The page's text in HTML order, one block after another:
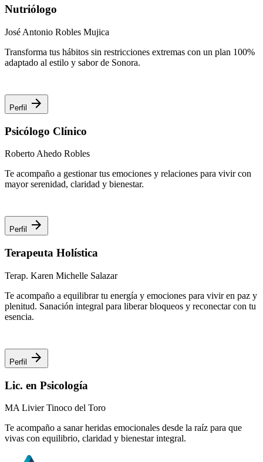
Nutriólogo
José Antonio Robles Mujica
Transforma tus hábitos sin restricciones extremas con un plan 100%
adaptado al estilo y sabor de Sonora.
Perfil arrow_forward
Psicólogo Clínico
Roberto Ahedo Robles
Te acompaño a gestionar tus emociones y relaciones para vivir con
mayor serenidad, claridad y bienestar.
Perfil arrow_forward
Terapeuta Holística
Terap. Karen Michelle Salazar
Te acompaño a equilibrar tu energía y emociones para vivir en paz y
plenitud. Sanación integral para liberar bloqueos y reconectar con tu
esencia.
Perfil arrow_forward
Lic. en Psicología
MA Livier Tinoco del Toro
Te acompaño a sanar heridas emocionales desde la raíz para que
vivas con equilibrio, claridad y bienestar integral.